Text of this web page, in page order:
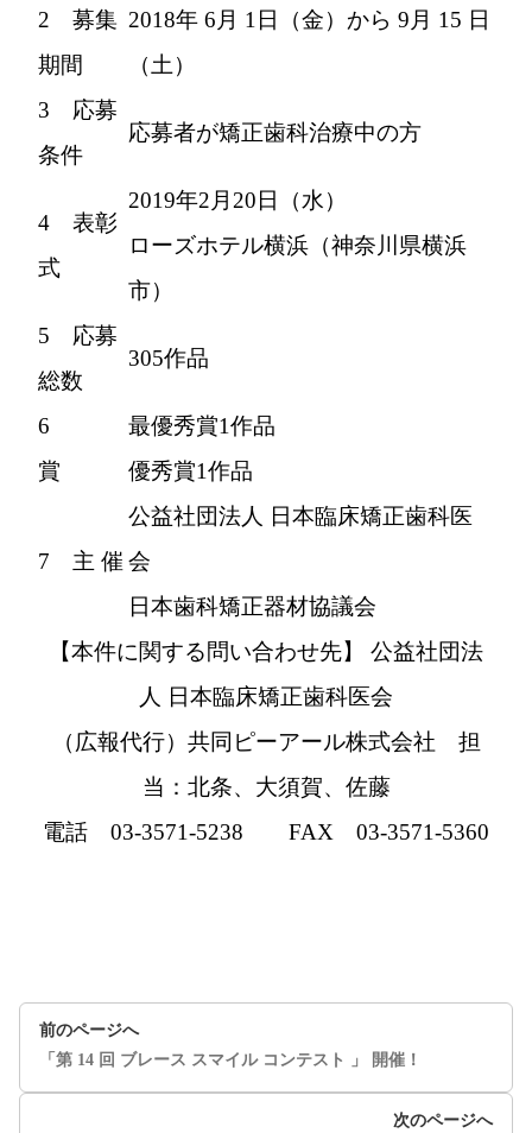
2 募集
期間
2018年 6月 1日（金）から 9月 15 日
（土）
3 応募
条件
応募者が矯正歯科治療中の方
4 表彰
式
2019年2月20日（水）
ローズホテル横浜（神奈川県横浜
市）
5 応募
総数
305作品
6
賞
最優秀賞1作品
優秀賞1作品
7 主 催
公益社団法人 日本臨床矯正歯科医
会
日本歯科矯正器材協議会
【本件に関する問い合わせ先】
公益社団法
人 日本臨床矯正歯科医会
（広報代行）共同ピーアール株式会社 担
当：北条、大須賀、佐藤
電話 03-3571-5238 FAX 03-3571-5360
前のページへ
「第 14 回 ブレース スマイル コンテスト 」 開催！
次のページへ